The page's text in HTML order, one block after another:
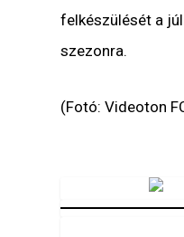
felkészülését a
szezonra.
(Fotó: Videoton